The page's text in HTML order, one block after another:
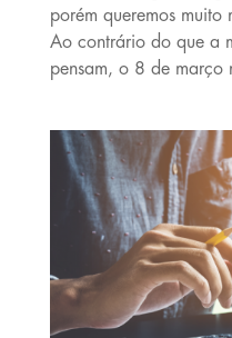
porém queremos muito
Ao contrário do que a
pensam, o 8 de março